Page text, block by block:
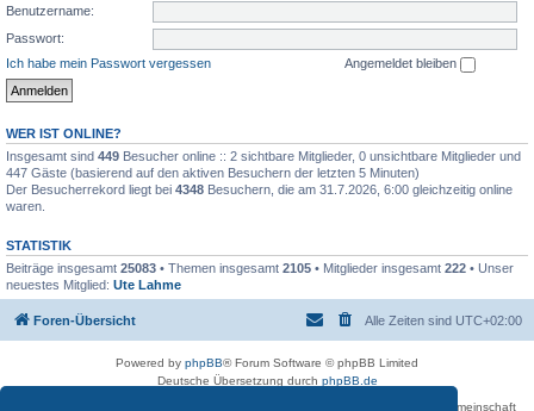
Benutzername:
Passwort:
Ich habe mein Passwort vergessen
Angemeldet bleiben
WER IST ONLINE?
Insgesamt sind 449 Besucher online :: 2 sichtbare Mitglieder, 0 unsichtbare Mitglieder und
447 Gäste (basierend auf den aktiven Besuchern der letzten 5 Minuten)
Der Besucherrekord liegt bei 4348 Besuchern, die am 31.7.2026, 6:00 gleichzeitig online
waren.
STATISTIK
Beiträge insgesamt 25083 • Themen insgesamt 2105 • Mitglieder insgesamt 222 • Unser
neuestes Mitglied: Ute Lahme
Foren-Übersicht Alle Zeiten sind UTC+02:00
Powered by phpBB® Forum Software © phpBB Limited
Deutsche Übersetzung durch phpBB.de
Betreiber des Forums für die Karl-May-Vereinigung – Arbeits- und Forschungsgemeinschaft